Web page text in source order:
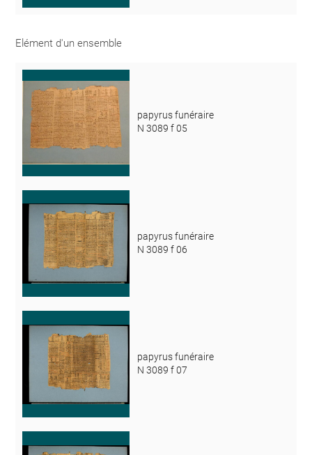
Elément d'un ensemble
papyrus funéraire
N 3089 f 05
papyrus funéraire
N 3089 f 06
papyrus funéraire
N 3089 f 07